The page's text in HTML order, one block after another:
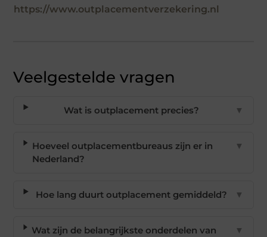
https://www.outplacementverzekering.nl
Veelgestelde vragen
Wat is outplacement precies? ▼
Hoeveel outplacementbureaus zijn er in
Nederland?
▼
Hoe lang duurt outplacement gemiddeld? ▼
Wat zijn de belangrijkste onderdelen van
▼